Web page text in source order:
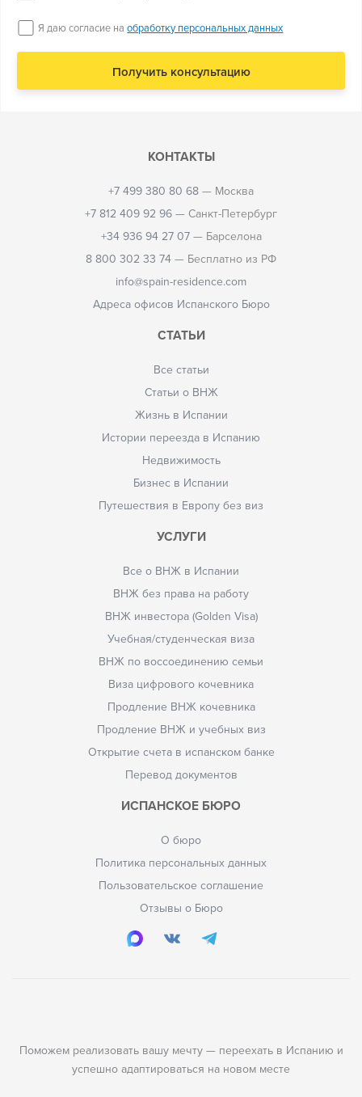
Я даю согласие наобработку персональных данных
КОНТАКТЫ
+7 499 380 80 68 — Москва
+7 812 409 92 96 — Санкт-Петербург
+34 936 94 27 07— Барселона
8 800 302 33 74 — Бесплатно из РФ
info@spain-residence.com
Адреса офисов Испанского Бюро
СТАТЬИ
Все статьи
Статьи о ВНЖ
Жизнь в Испании
Истории переезда в Испанию
Недвижимость
Бизнес в Испании
Путешествия в Европу без виз
УСЛУГИ
Все о ВНЖ в Испании
ВНЖ без права на работу
ВНЖ инвестора (Golden Visa)
Учебная/студенческая виза
ВНЖ по воссоединению семьи
Виза цифрового кочевника
Продление ВНЖ кочевника
Продление ВНЖ и учебных виз
Открытие счета в испанском банке
Перевод документов
ИСПАНСКОЕ БЮРО
О бюро
Политика персональных данных
Пользовательское соглашение
Отзывы о Бюро
Поможем реализовать вашу мечту — переехать в Испанию и
успешно адаптироваться на новом месте